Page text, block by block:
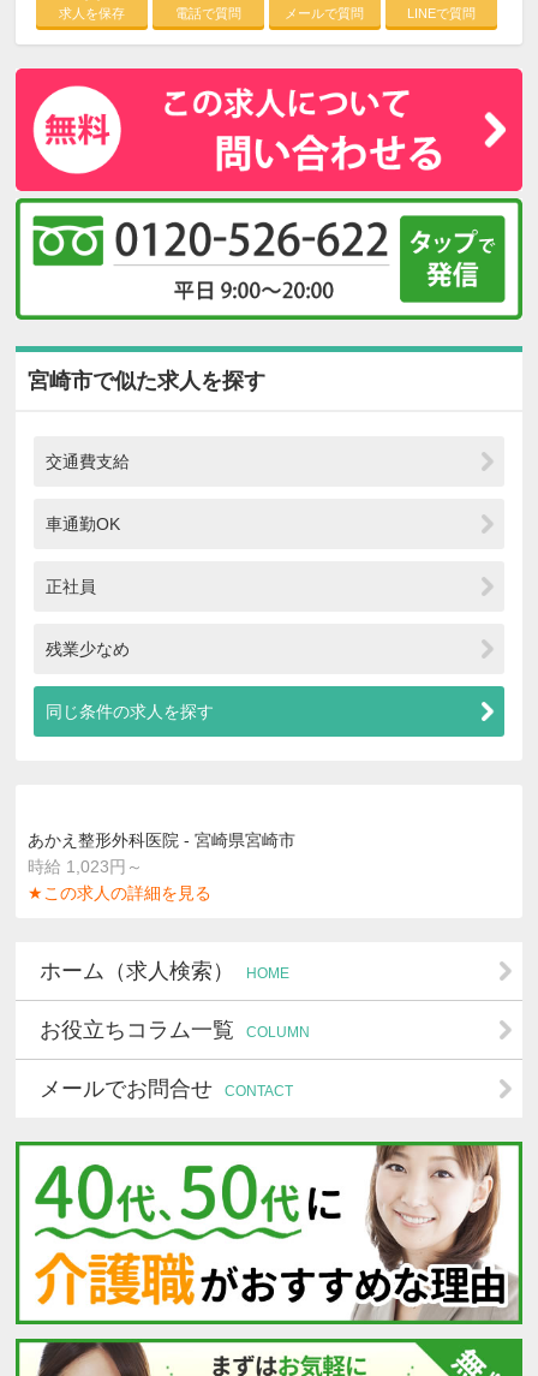
求人を保存 電話で質問 メールで質問 LINEで質問
宮崎市で似た求人を探す
交通費支給
車通勤OK
正社員
残業少なめ
同じ条件の求人を探す
あかえ整形外科医院 - 宮崎県宮崎市
時給 1,023円～
★この求人の詳細を見る
ホーム（求人検索） HOME
お役立ちコラム一覧COLUMN
メールでお問合せCONTACT